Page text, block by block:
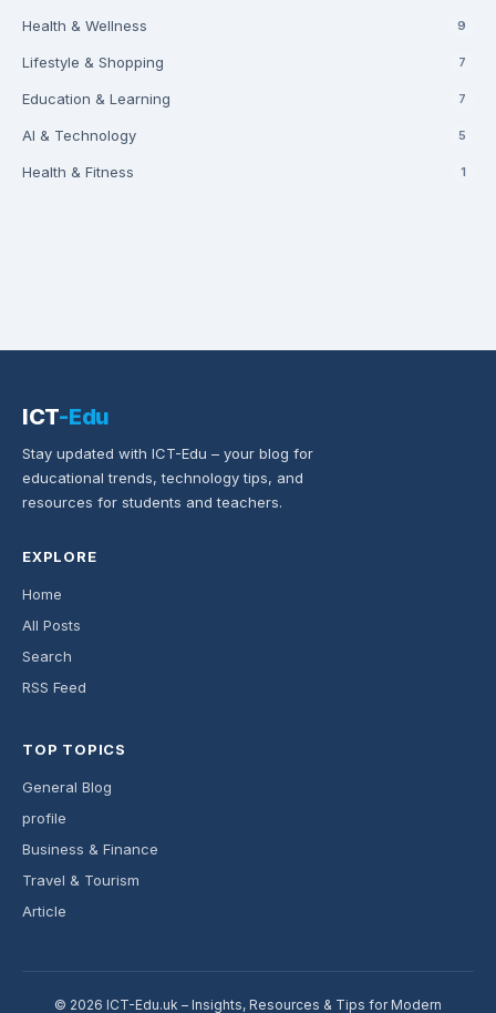
Health & Wellness 9
Lifestyle & Shopping 7
Education & Learning 7
AI & Technology 5
Health & Fitness 1
ICT-Edu
Stay updated with ICT-Edu – your blog for
educational trends, technology tips, and
resources for students and teachers.
EXPLORE
Home
All Posts
Search
RSS Feed
TOP TOPICS
General Blog
profile
Business & Finance
Travel & Tourism
Article
© 2026 ICT-Edu.uk – Insights, Resources & Tips for Modern